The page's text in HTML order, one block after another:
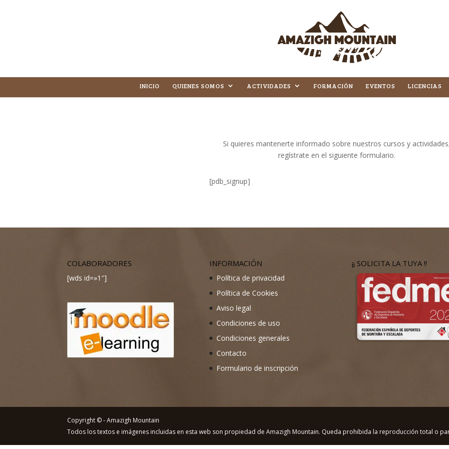
INICIO QUIENES SOMOS ACTIVIDADES FORMACIÓN EVENTOS LICENCIAS
Si quieres mantenerte informado sobre nuestros cursos y
regístrate en el siguiente formulario.
[pdb_signup]
COLABORADORES
[wds id=»1″]
INFORMACIÓN
Política de privacidad
Política de Cookies
Aviso legal
Condiciones de uso
Condiciones generales
Contacto
Formulario de inscripción
¡¡ SOLICITA LA TUYA !!
Copyright © - Amazigh Mountain
Todos los textos e imágenes incluidas en esta web son propiedad de Amazigh Mountain. Queda prohibida la reproducción total o